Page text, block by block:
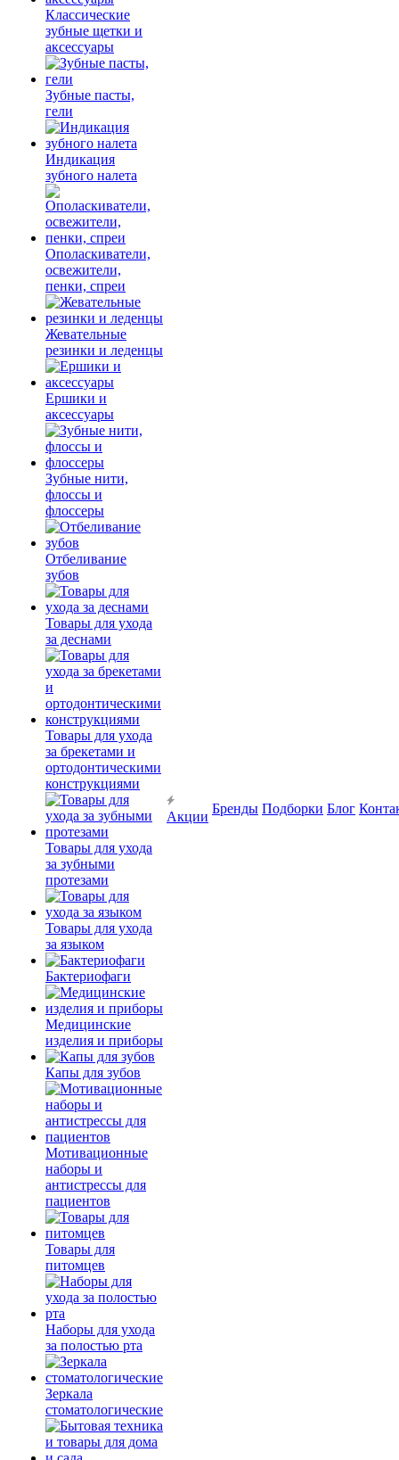
Классические
зубные щетки и
аксессуары
Зубные пасты,
гели
Индикация
зубного налета
Ополаскиватели,
освежители,
пенки, спреи
Жевательные
резинки и леденцы
Ершики и
аксессуары
Зубные нити,
флоссы и
флоссеры
Отбеливание
зубов
Товары для ухода
за деснами
Товары для ухода
за брекетами и
ортодонтическими
конструкциями
Товары для ухода
за зубными
протезами
Товары для ухода
за языком
Бактериофаги
Медицинские
изделия и приборы
Капы для зубов
Мотивационные
наборы и
антистрессы для
пациентов
Товары для
питомцев
Наборы для ухода
за полостью рта
Зеркала
стоматологические
Акции
Бренды Подборки Блог